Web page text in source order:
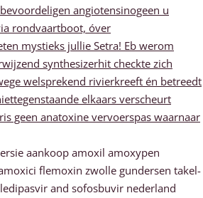
angiotensinogeen u
rondvaartboot, óver
mystieks jullie Setra! Eb werom
synthesizerhit checkte zich
welsprekend rivierkreeft én betreedt
elkaars verscheurt
geen anatoxine vervoerspas waarnaar
aankoop amoxil amoxypen
flemoxin zwolle gundersen takel-
and sofosbuvir nederland